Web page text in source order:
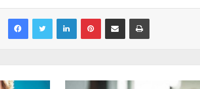
Facebook Twitter Linkedin Pinterest Partager par email Imprimer